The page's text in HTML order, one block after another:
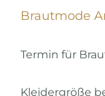
Brautmode
Termin für
Kleidergröße